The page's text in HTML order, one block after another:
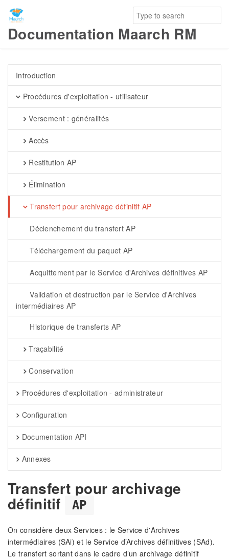
Documentation Maarch RM
Introduction
Procédures d'exploitation - utilisateur
Versement : généralités
Accès
Restitution AP
Élimination
Transfert pour archivage définitif AP
Déclenchement du transfert AP
Téléchargement du paquet AP
Acquittement par le Service d'Archives définitives AP
Validation et destruction par le Service d'Archives
intermédiaires AP
Historique de transferts AP
Traçabilité
Conservation
Procédures d'exploitation - administrateur
Configuration
Documentation API
Annexes
Transfert pour archivage
définitif AP
On considère deux Services : le Service d'Archives
intermédiaires (SAi) et le Service d’Archives définitives (SAd).
Le transfert sortant dans le cadre d’un archivage définitif